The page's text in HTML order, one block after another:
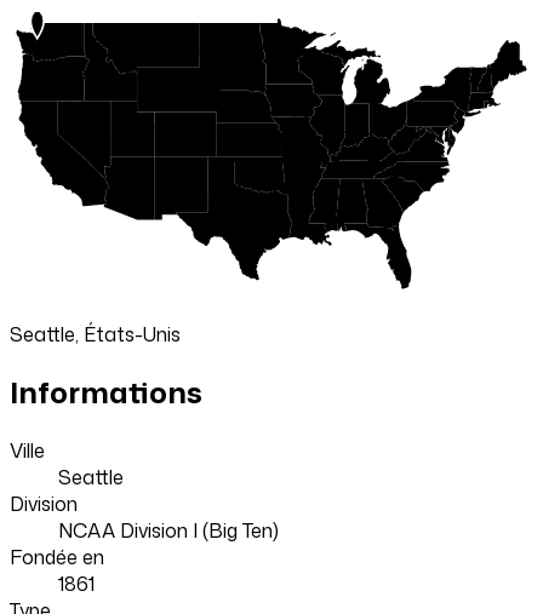
Seattle, États-Unis
Informations
Ville
Seattle
Division
NCAA Division I (Big Ten)
Fondée en
1861